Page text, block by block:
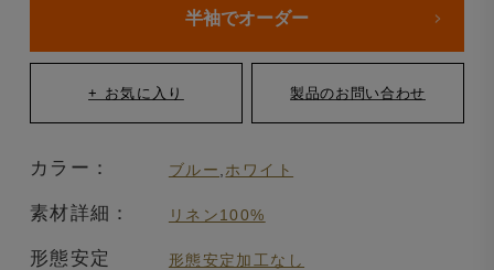
半袖でオーダー
カラー： ブルー ホワイト
素材詳細： リネン100%
形態安定
形態安定加工なし